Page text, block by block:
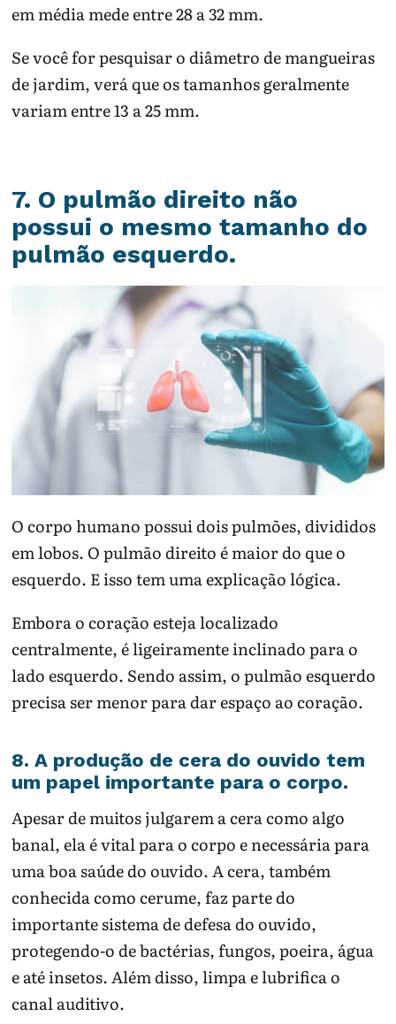
em média mede entre 28 a 32 mm.
Se você for pesquisar o diâmetro de mangueiras
de jardim, verá que os tamanhos geralmente
variam entre 13 a 25 mm.
7. O pulmão direito não
possui o mesmo tamanho do
pulmão esquerdo.
O corpo humano possui dois pulmões, divididos
em lobos. O pulmão direito é maior do que o
esquerdo. E isso tem uma explicação lógica.
Embora o coração esteja localizado
centralmente, é ligeiramente inclinado para o
lado esquerdo. Sendo assim, o pulmão esquerdo
precisa ser menor para dar espaço ao coração.
8. A produção de cera do ouvido tem
um papel importante para o corpo.
Apesar de muitos julgarem a cera como algo
banal, ela é vital para o corpo e necessária para
uma boa saúde do ouvido. A cera, também
conhecida como cerume, faz parte do
importante sistema de defesa do ouvido,
protegendo-o de bactérias, fungos, poeira, água
e até insetos. Além disso, limpa e lubrifica o
canal auditivo.